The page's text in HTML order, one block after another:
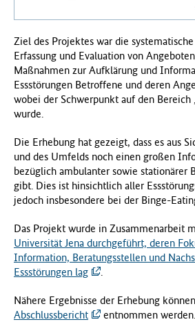
t
(
B
M
G
Ziel des Projektes war die
Erfassung und Evaluation von
Maßnahmen zur Aufklärung und
Essstörungen Betroffene und deren
wobei der Schwerpunkt auf den Bereich
wurde.
Die Erhebung hat gezeigt, dass es aus
und des Umfelds noch einen großen
bezüglich ambulanter sowie stationärer
gibt. Dies ist hinsichtlich aller
jedoch insbesondere bei der Binge-
Das Projekt wurde in Zusammenarbeit
Universität Jena durchgeführt, deren
Information, Beratungsstellen und
Essstörungen lag
.
Nähere Ergebnisse der Erhebung können
Abschlussbericht
entnommen werden.